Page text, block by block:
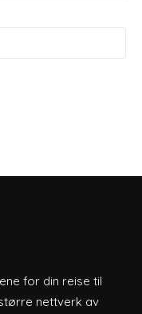
for din reise til
nettverk av